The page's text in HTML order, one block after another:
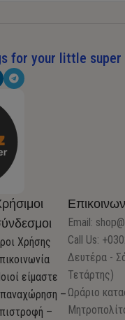
for your little super
Χρήσης
είμαστε
–
–
Email:
Call Us:
Δευτέρα -
Τετάρτης)
Ωράριο